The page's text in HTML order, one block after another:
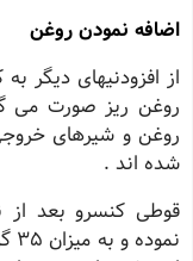
اضافه نمودن روغن
از افزودنیهاى
روغن ریز صورت مى
روغن و شیرهاى
شده اند .
قوطی کنسرو بعد